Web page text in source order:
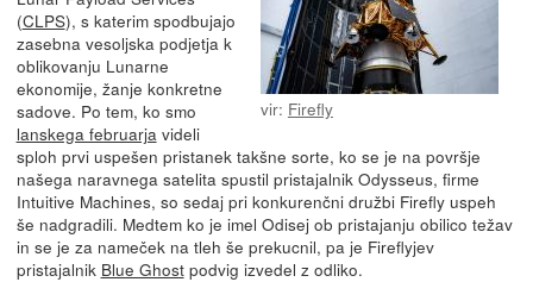
vir: Firefly
(CLPS), s katerim spodbujajo
zasebna vesoljska podjetja k
oblikovanju Lunarne
ekonomije, žanje konkretne
sadove. Po tem, ko smo
lanskega februarja videli
sploh prvi uspešen pristanek takšne sorte, ko se je na površje
našega naravnega satelita spustil pristajalnik Odysseus, firme
Intuitive Machines, so sedaj pri konkurenčni družbi Firefly uspeh
še nadgradili. Medtem ko je imel Odisej ob pristajanju obilico težav
in se je za nameček na tleh še prekucnil, pa je Fireflyjev
pristajalnik Blue Ghostpodvig izvedel z odliko.